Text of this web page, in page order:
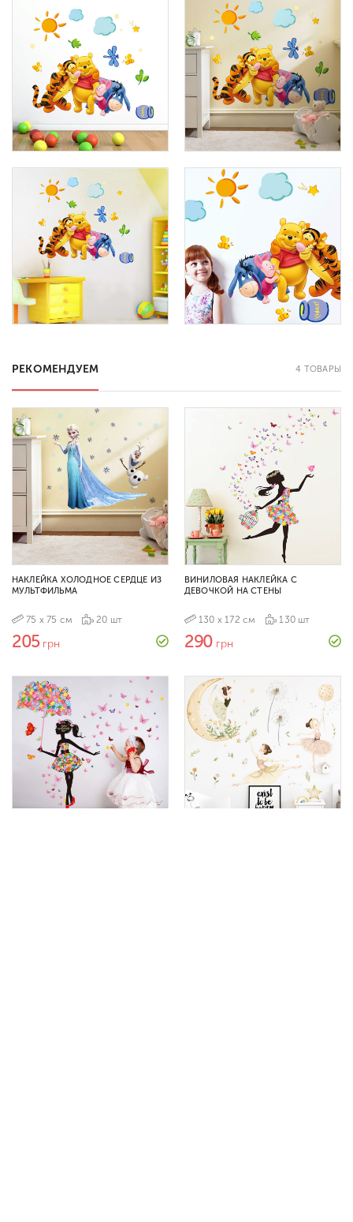
РЕКОМЕНДУЕМ 4 ТОВАРЫ
НАКЛЕЙКА ХОЛОДНОЕ СЕРДЦЕ ИЗ
МУЛЬТФИЛЬМА
75 х 75 см 20 шт
205грн
ВИНИЛОВАЯ НАКЛЕЙКА С
ДЕВОЧКОЙ НА СТЕНЫ
130 х 172 см 130 шт
290 грн